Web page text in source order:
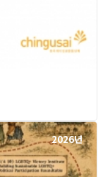
2026년